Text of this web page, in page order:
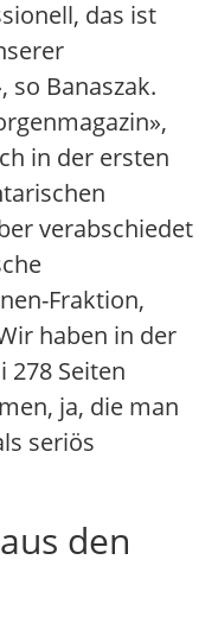
das ist
so Banaszak.
in der ersten
verabschiedet
Fraktion,
haben in der
278 Seiten
ja, die man
seriös
den